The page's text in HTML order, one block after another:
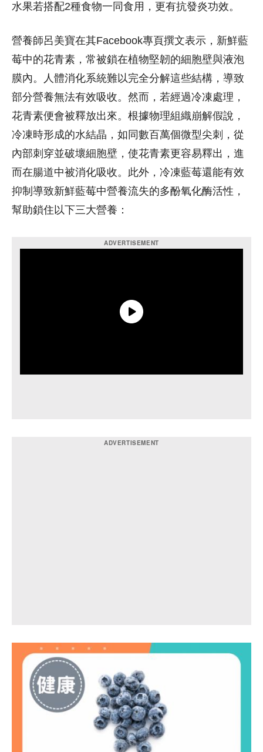
水果若搭配2種食物一同食用，更有抗發炎功效。
營養師呂美寶在其Facebook專頁撰文表示，新鮮藍
莓中的花青素，常被鎖在植物堅韌的細胞壁與液泡
膜內。人體消化系統難以完全分解這些結構，導致
部分營養無法有效吸收。然而，若經過冷凍處理，
花青素便會被釋放出來。根據物理組織崩解假說，
冷凍時形成的水結晶，如同數百萬個微型尖刺，從
內部刺穿並破壞細胞壁，使花青素更容易釋出，進
而在腸道中被消化吸收。此外，冷凍藍莓還能有效
抑制導致新鮮藍莓中營養流失的多酚氧化酶活性，
幫助鎖住以下三大營養：